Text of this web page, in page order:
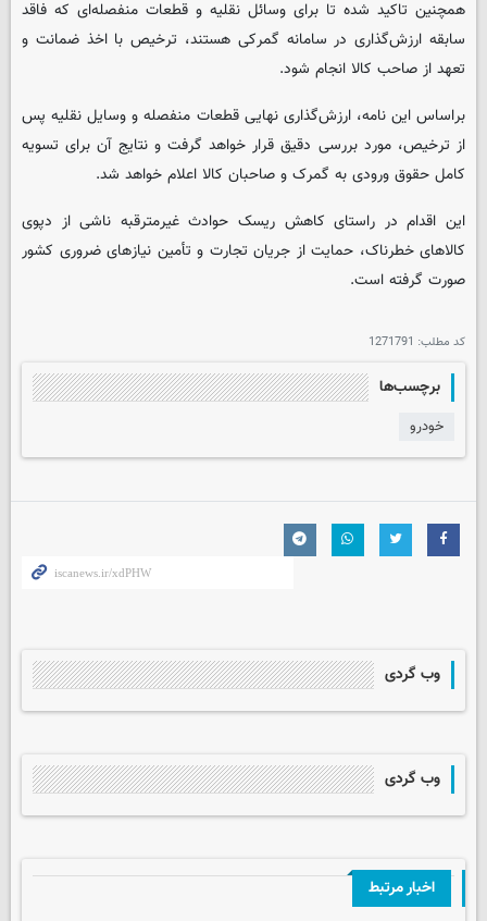
همچنین تاکید شده تا برای وسائل نقلیه و قطعات منفصله‌ای که فاقد
سابقه ارزش‌گذاری در سامانه گمرکی هستند، ترخیص با اخذ ضمانت و
تعهد از صاحب کالا انجام شود.
براساس این نامه، ارزش‌گذاری نهایی قطعات منفصله و وسایل نقلیه پس
از ترخیص، مورد بررسی دقیق قرار خواهد گرفت و نتایج آن برای تسویه
کامل حقوق ورودی به گمرک و صاحبان کالا اعلام خواهد شد.
این اقدام در راستای کاهش ریسک حوادث غیرمترقبه ناشی از دپوی
کالاهای خطرناک، حمایت از جریان تجارت و تأمین نیازهای ضروری کشور
صورت گرفته است.
کد مطلب: 1271791
برچسب‌ها
خودرو
وب گردی
وب گردی
اخبار مرتبط